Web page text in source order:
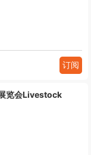
订阅
览会Livestock